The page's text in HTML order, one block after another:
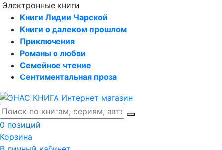
Электронные книги
Книги Лидии Чарской
Книги о далеком прошлом
Приключения
Романы о любви
Семейное чтение
Сентиментальная проза
0 позиций
Корзина